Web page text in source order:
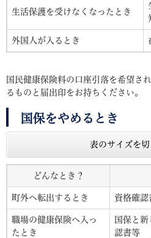
生活保護を受けなくなったとき
外国人が入るとき
国民健康保険料の口座引落を希望さ
るものと届出印をお持ちください。
国保をやめるとき
表のサイズを切
どんなとき？
町外へ転出するとき 資格確認
職場の健康保険へ入っ
たとき
国保と
認書等